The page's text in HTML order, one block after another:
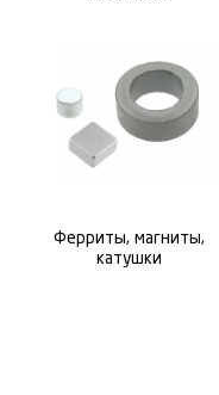
Ферриты, магниты,
катушки